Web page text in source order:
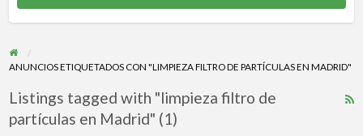
ANUNCIOS ETIQUETADOS CON "LIMPIEZA FILTRO DE PARTÍCULAS EN MADRID"
Listings tagged with "limpieza filtro de
partículas en Madrid" (1)